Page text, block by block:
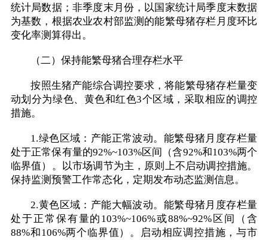
统计局数据；非季度末月份，以国家统计局季度末数据
为基数，根据农业农村部监测的能繁母猪存栏月度环比
变化率测算得出。
（二）保持能繁母猪合理存栏水平
按照生猪产能综合调控要求，将能繁母猪存栏量变
动划分为绿色、黄色和红色3个区域，采取相应的调控
措施。
1.绿色区域：产能正常波动。能繁母猪月度存栏量
处于正常保有量的92%~103%区间（含92%和103%两个
临界值）。以市场调节为主，原则上不启动调控措施。
保持监测预警工作常态化，定期发布动态监测信息。
2.黄色区域：产能大幅波动。能繁母猪月度存栏量
处于正常保有量的103%~106%或88%~92%区间（含
88%和106%两个临界值）。启动相应调控措施，与市